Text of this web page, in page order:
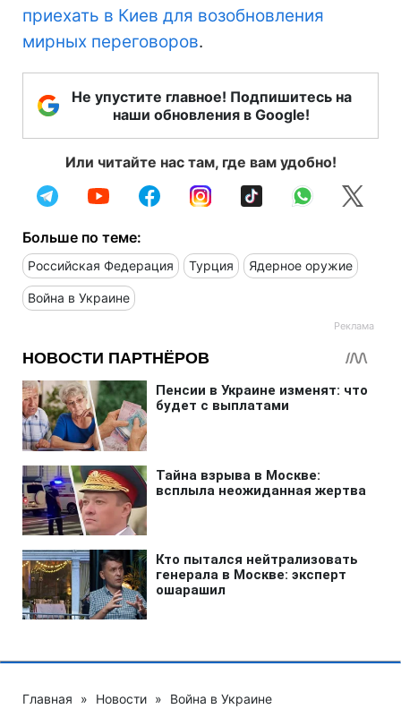
приехать в Киев для возобновления
мирных переговоров.
Не упустите главное! Подпишитесь на
наши обновления в Google!
Или читайте нас там, где вам удобно!
Больше по теме:
Российская Федерация Турция Ядерное оружие
Война в Украине
Главная » Новости » Война в Украине